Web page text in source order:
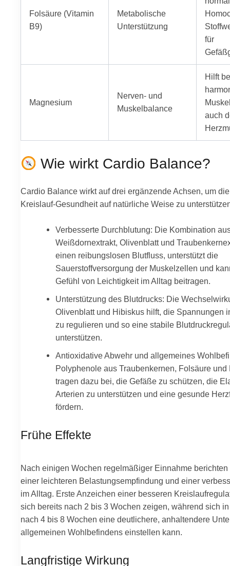
Folsäure (Vitamin
B9)
Metabolische
Unterstützung
für
Magnesium
Nerven- und
Muskelbalance
Hilft
auch
Wie wirkt Cardio Balance?
Cardio Balance wirkt auf drei ergänzende Achsen, um
Kreislauf-Gesundheit auf natürliche Weise zu
Verbesserte Durchblutung: Die Kombination
Weißdornextrakt, Olivenblatt und
einen reibungslosen Blutfluss, unterstützt die
Sauerstoffversorgung der Muskelzellen und
Gefühl von Leichtigkeit im Alltag beitragen.
Unterstützung des Blutdrucks: Die
Olivenblatt und Hibiskus hilft, die Spannungen
zu regulieren und so eine stabile
unterstützen.
Antioxidative Abwehr und allgemeines
Polyphenole aus Traubenkernen, Folsäure und
tragen dazu bei, die Gefäße zu schützen, die
Arterien zu unterstützen und eine gesunde
fördern.
Frühe Effekte
Nach einigen Wochen regelmäßiger Einnahme berichten
einer leichteren Belastungsempfindung und einer
im Alltag. Erste Anzeichen einer besseren
sich bereits nach 2 bis 3 Wochen zeigen, während sich
nach 4 bis 8 Wochen eine deutlichere, anhaltendere
allgemeinen Wohlbefindens einstellen kann.
Langfristige Wirkung